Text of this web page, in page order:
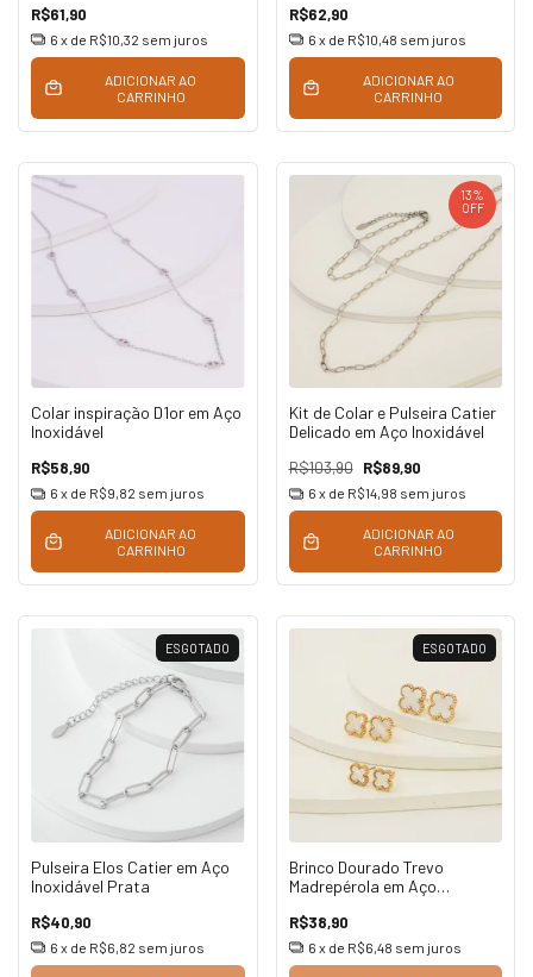
R$61,90
6 x de R$10,32 sem juros
ADICIONAR AO
CARRINHO
R$62,90
6 x de R$10,48 sem juros
ADICIONAR AO
CARRINHO
Colar inspiração D1or em Aço
Inoxidável
R$58,90
6 x de R$9,82 sem juros
ADICIONAR AO
CARRINHO
13%
OFF
Kit de Colar e Pulseira Catier
Delicado em Aço Inoxidável
R$103,90 R$89,90
6 x de R$14,98 sem juros
ADICIONAR AO
CARRINHO
ESGOTADO
Pulseira Elos Catier em Aço
Inoxidável Prata
R$40,90
6 x de R$6,82 sem juros
ESGOTADO
Brinco Dourado Trevo
Madrepérola em Aço
R$38,90
6 x de R$6,48 sem juros